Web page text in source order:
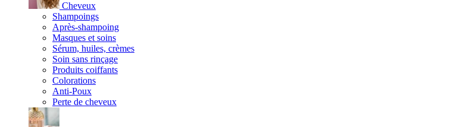
Cheveux
Shampoings
Après-shampoing
Masques et soins
Sérum, huiles, crèmes
Soin sans rinçage
Produits coiffants
Colorations
Anti-Poux
Perte de cheveux